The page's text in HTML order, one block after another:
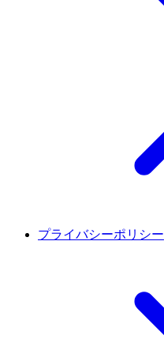
プライバシーポリシー